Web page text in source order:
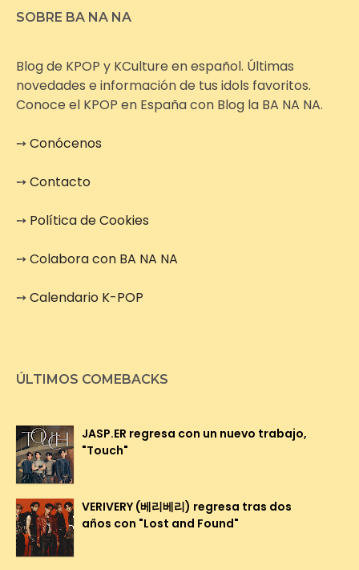
SOBRE BA NA NA
Blog de KPOP y KCulture en español. Últimas
novedades e información de tus idols favoritos.
Conoce el KPOP en España con Blog la BA NA NA.
➙Conócenos
➙Contacto
➙ Política de Cookies
➙Colabora con BA NA NA
➙Calendario K-POP
ÚLTIMOS COMEBACKS
JASP.ER regresa con un nuevo trabajo,
"Touch"
VERIVERY (베리베리) regresa tras dos
años con "Lost and Found"